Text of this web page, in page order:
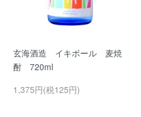
玄海酒造 イキボール 麦焼
酎 720ml
1,375円(税125円)